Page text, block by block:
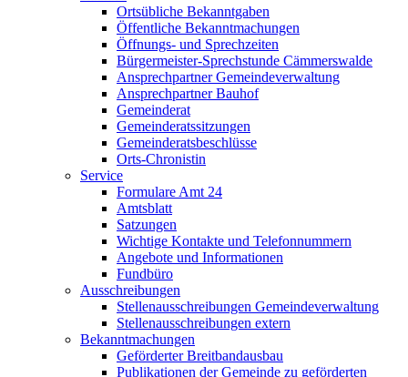
Ortsübliche Bekanntgaben
Öffentliche Bekanntmachungen
Öffnungs- und Sprechzeiten
Bürgermeister-Sprechstunde Cämmerswalde
Ansprechpartner Gemeindeverwaltung
Ansprechpartner Bauhof
Gemeinderat
Gemeinderatssitzungen
Gemeinderatsbeschlüsse
Orts-Chronistin
Service
Formulare Amt 24
Amtsblatt
Satzungen
Wichtige Kontakte und Telefonnummern
Angebote und Informationen
Fundbüro
Ausschreibungen
Stellenausschreibungen Gemeindeverwaltung
Stellenausschreibungen extern
Bekanntmachungen
Geförderter Breitbandausbau
Publikationen der Gemeinde zu geförderten